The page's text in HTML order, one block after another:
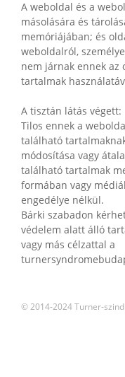
A weboldal és a
másolására és
memóriájában; és
weboldalról,
nem járnak ennek az
tartalmak
A tisztán látás végett:
Tilos ennek a
található
módosítása vagy
található tartalmak
formában vagy
engedélye nélkül.
Bárki szabadon
védelem alatt álló
vagy más célzattal a
© 2014-2024 Turner-